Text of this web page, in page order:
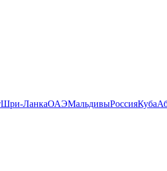
Шри-ЛанкаОАЭМальдивыРоссияКуба